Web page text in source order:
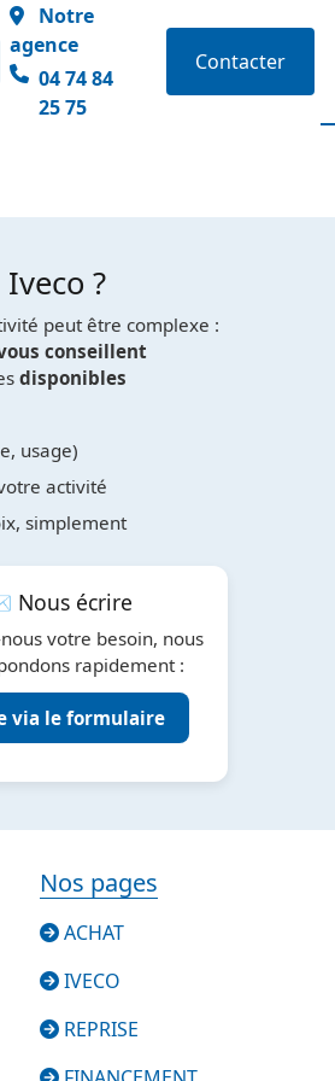
Notre
agence
04 74 84
25 75
Contacter
?
peut être complexe :
conseillent
disponibles
usage)
activité
simplement
Nous écrire
votre besoin, nous
rapidement :
via le formulaire
Nos pages
ACHAT
IVECO
REPRISE